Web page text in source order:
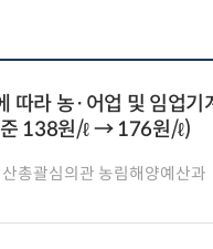
따라 농·어업 및 임업
138원/ℓ → 176원/ℓ)
총괄심의관 농림해양예산과